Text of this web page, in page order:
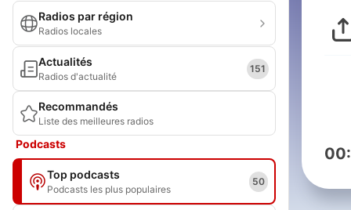
Radios par région
Radios locales
Actualités
Radios d'actualité
151
Recommandés
Liste des meilleures radios
Podcasts
Top podcasts
Podcasts les plus populaires
50